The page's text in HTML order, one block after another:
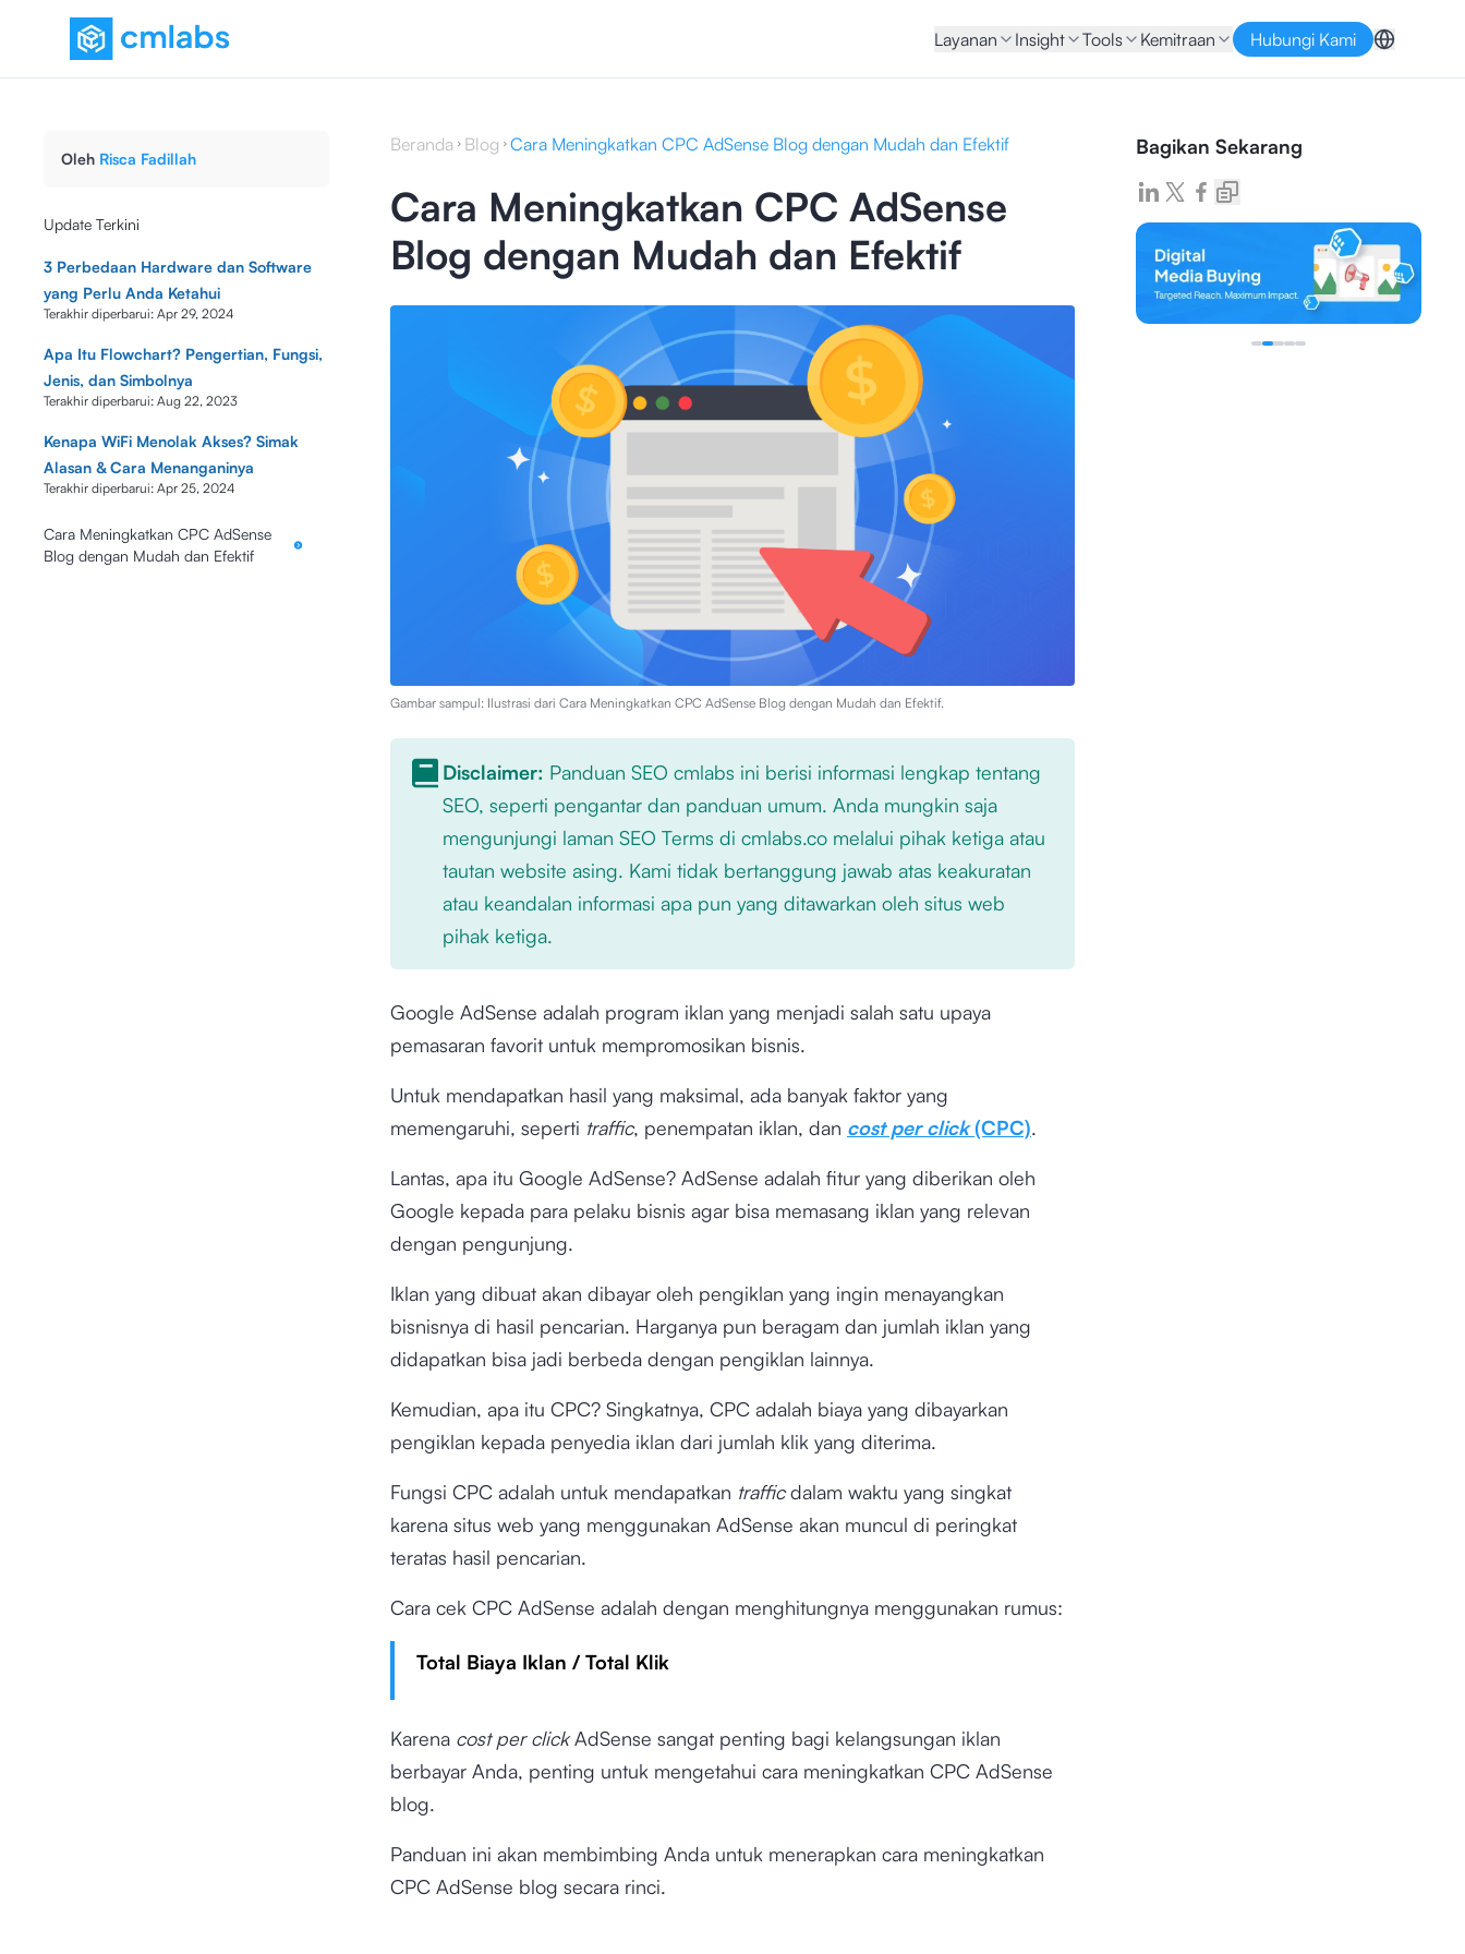
Layanan Insight Tools Kemitraan Hubungi Kami
Oleh Risca Fadillah
Update Terkini
3 Perbedaan Hardware dan Software
yang Perlu Anda Ketahui
Terakhir diperbarui: Apr 29, 2024
Apa Itu Flowchart? Pengertian, Fungsi,
Jenis, dan Simbolnya
Terakhir diperbarui: Aug 22, 2023
Kenapa WiFi Menolak Akses? Simak
Alasan & Cara Menanganinya
Terakhir diperbarui: Apr 25, 2024
Cara Meningkatkan CPC AdSense
Blog dengan Mudah dan Efektif
Beranda Blog Cara Meningkatkan CPC AdSense Blog dengan Mudah dan Efektif
Cara Meningkatkan CPC AdSense
Blog dengan Mudah dan Efektif
Gambar sampul: Ilustrasi dari Cara Meningkatkan CPC AdSense Blog dengan Mudah dan Efektif.
Disclaimer: Panduan SEO cmlabs ini berisi informasi lengkap tentang
SEO, seperti pengantar dan panduan umum. Anda mungkin saja
mengunjungi laman SEO Terms di cmlabs.co melalui pihak ketiga atau
tautan website asing. Kami tidak bertanggung jawab atas keakuratan
atau keandalan informasi apa pun yang ditawarkan oleh situs web
pihak ketiga.
Google AdSense adalah program iklan yang menjadi salah satu upaya
pemasaran favorit untuk mempromosikan bisnis.
Untuk mendapatkan hasil yang maksimal, ada banyak faktor yang
memengaruhi, seperti traffic, penempatan iklan, dan cost per click(CPC).
Lantas, apa itu Google AdSense? AdSense adalah fitur yang diberikan oleh
Google kepada para pelaku bisnis agar bisa memasang iklan yang relevan
dengan pengunjung.
Iklan yang dibuat akan dibayar oleh pengiklan yang ingin menayangkan
bisnisnya di hasil pencarian. Harganya pun beragam dan jumlah iklan yang
didapatkan bisa jadi berbeda dengan pengiklan lainnya.
Kemudian, apa itu CPC? Singkatnya, CPC adalah biaya yang dibayarkan
pengiklan kepada penyedia iklan dari jumlah klik yang diterima.
Fungsi CPC adalah untuk mendapatkan trafficdalam waktu yang singkat
karena situs web yang menggunakan AdSense akan muncul di peringkat
teratas hasil pencarian.
Cara cek CPC AdSense adalah dengan menghitungnya menggunakan rumus:
Total Biaya Iklan / Total Klik
Karena cost per clickAdSense sangat penting bagi kelangsungan iklan
berbayar Anda, penting untuk mengetahui cara meningkatkan CPC AdSense
blog.
Panduan ini akan membimbing Anda untuk menerapkan cara meningkatkan
CPC AdSense blog secara rinci.
Bagikan Sekarang